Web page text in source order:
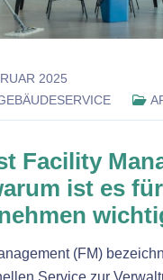
2025
Facility
ist es für
(FM)
Service zur